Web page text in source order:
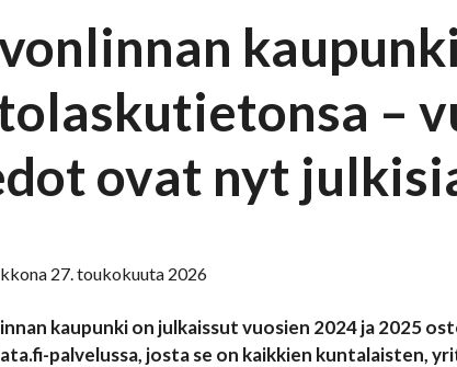
–
ovat nyt
27. toukokuuta 2026
kaupunki on julkaissut vuosien 2024 ja 2025
palvelussa, josta se on kaikkien kuntalaisten,